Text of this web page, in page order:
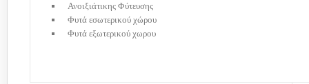
Ανοιξιάτικης Φύτευσης
Φυτά εσωτερικού χώρου
Φυτά εξωτερικού χωρου